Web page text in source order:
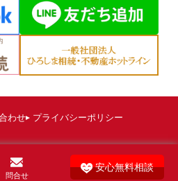
わせ プライバシーポリシー
しま（運営：棚田秀利税理士事務所）
Reserved.
問合せ
安心無料相談